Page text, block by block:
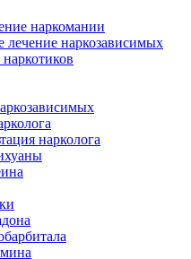
наркомании
лечение наркозависимых
нарколога